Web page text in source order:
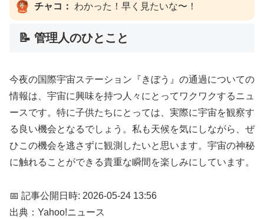
チャコ： わかった！早く見たいな〜！
📝 管理人のひとこと
今夜の国際宇宙ステーション『きぼう』の通過についての
情報は、宇宙に興味を持つ人々にとってワクワクするニュ
ースです。特に子供たちにとっては、実際に宇宙を観察す
る良い機会となるでしょう。私も天候を気にしながら、ぜ
ひこの機会を逃さずに観測したいと思います。宇宙の神秘
に触れることができる貴重な瞬間を楽しみにしています。
📅 記事公開日時: 2026-05-24 13:56
出典：Yahoo!ニュース